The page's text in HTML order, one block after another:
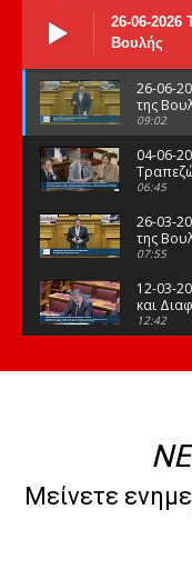
26-06-2026
Βουλής
26-06-
της
09:02
04-06-
Φορέων
06:45
26-03-
της
07:55
12-03-
και
12:42
της
08:47
10-02-
Μείνετε